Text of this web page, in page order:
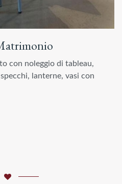
con noleggio di tableau,
lanterne, vasi con